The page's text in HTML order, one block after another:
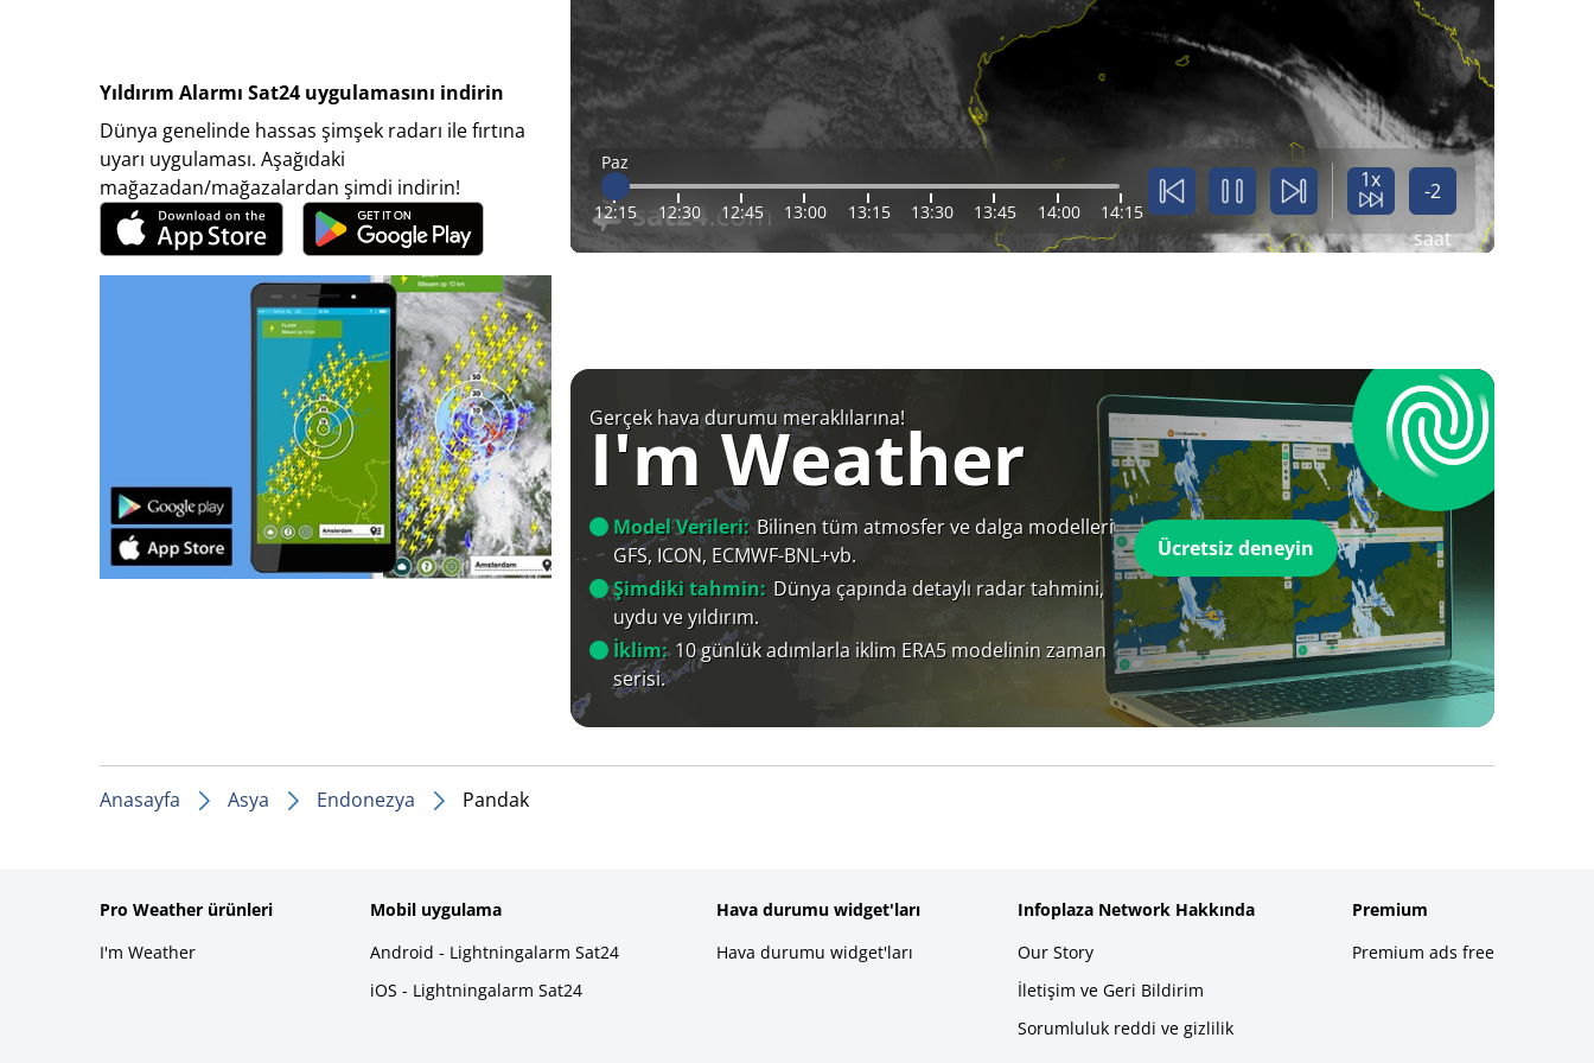
Yıldırım Alarmı Sat24 uygulamasını indirin
Dünya genelinde hassas şimşek radarı ile fırtına
uyarı uygulaması. Aşağıdaki
mağazadan/mağazalardan şimdi indirin!
Paz
12:15 12:30 12:45 13:00 13:15 13:30 13:45 14:00 14:15
1x
-2
saat
Gerçek hava durumu meraklılarına!
I'm Weather
Model Verileri: Bilinen tüm atmosfer ve dalga modelleri
GFS, ICON, ECMWF-BNL+vb.
Şimdiki tahmin: Dünya çapında detaylı radar tahmini,
uydu ve yıldırım.
İklim: 10 günlük adımlarla iklim ERA5 modelinin zaman
serisi.
Ücretsiz deneyin
Anasayfa Asya Endonezya Pandak
Pro Weather ürünleri
I'm Weather
Mobil uygulama
Android - Lightningalarm Sat24
iOS - Lightningalarm Sat24
Hava durumu widget'ları
Hava durumu widget'ları
Infoplaza Network Hakkında
Our Story
İletişim ve Geri Bildirim
Sorumluluk reddi ve gizlilik
Premium
Premium ads free